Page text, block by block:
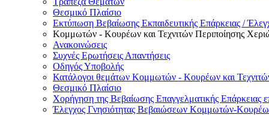
Θεσμικό Πλαίσιο
Εκτύπωση Βεβαίωσης Εκπαιδευτικής Επάρκειας /
Κομμωτών - Κουρέων και Τεχνιτών Περιποίησης
Ανακοινώσεις
Συχνές Ερωτήσεις Απαντήσεις
Οδηγός Υποβολής
Κατάλογοι θεμάτων Κομμωτών - Κουρέων και
Θεσμικό Πλαίσιο
Χορήγηση της Βεβαίωσης Επαγγελματικής
Έλεγχος Γνησιότητας Βεβαιώσεων Κομμωτών-